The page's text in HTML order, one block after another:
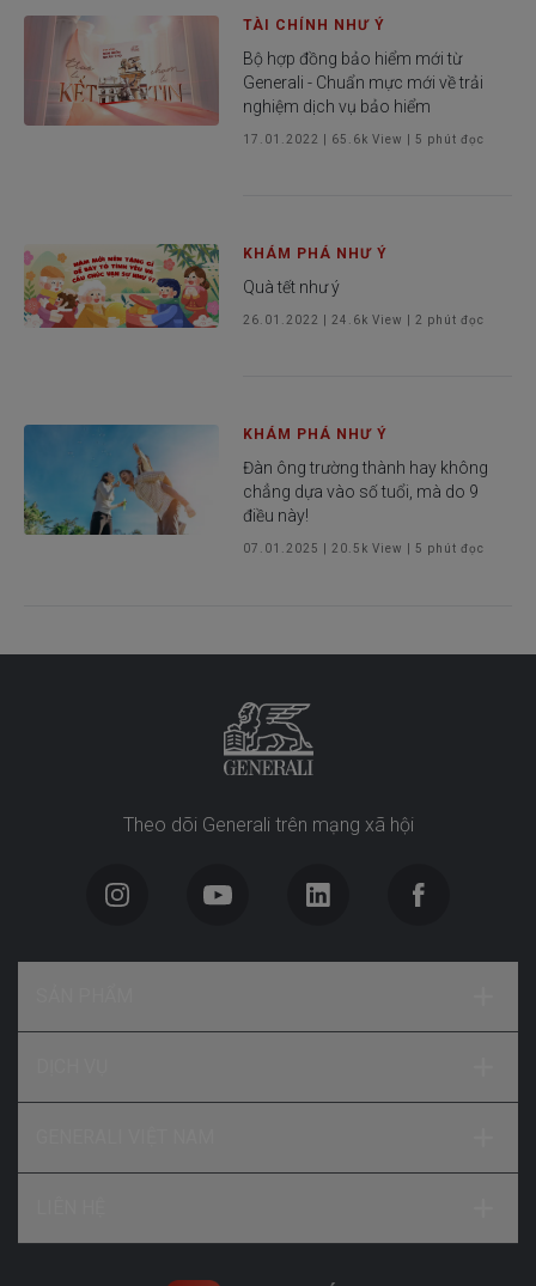
TÀI CHÍNH NHƯ Ý
Bộ hợp đồng bảo hiểm mới từ
Generali - Chuẩn mực mới về trải
nghiệm dịch vụ bảo hiểm
17.01.2022 65.6k View |5 phút đọc
KHÁM PHÁ NHƯ Ý
Quà tết như ý
26.01.2022 24.6k View | 2 phút đọc
KHÁM PHÁ NHƯ Ý
Đàn ông trường thành hay không
chẳng dựa vào số tuổi, mà do 9
điều này!
07.01.2025 20.5k View |5 phút đọc
Theo dõi Generali trên mạng xã hội